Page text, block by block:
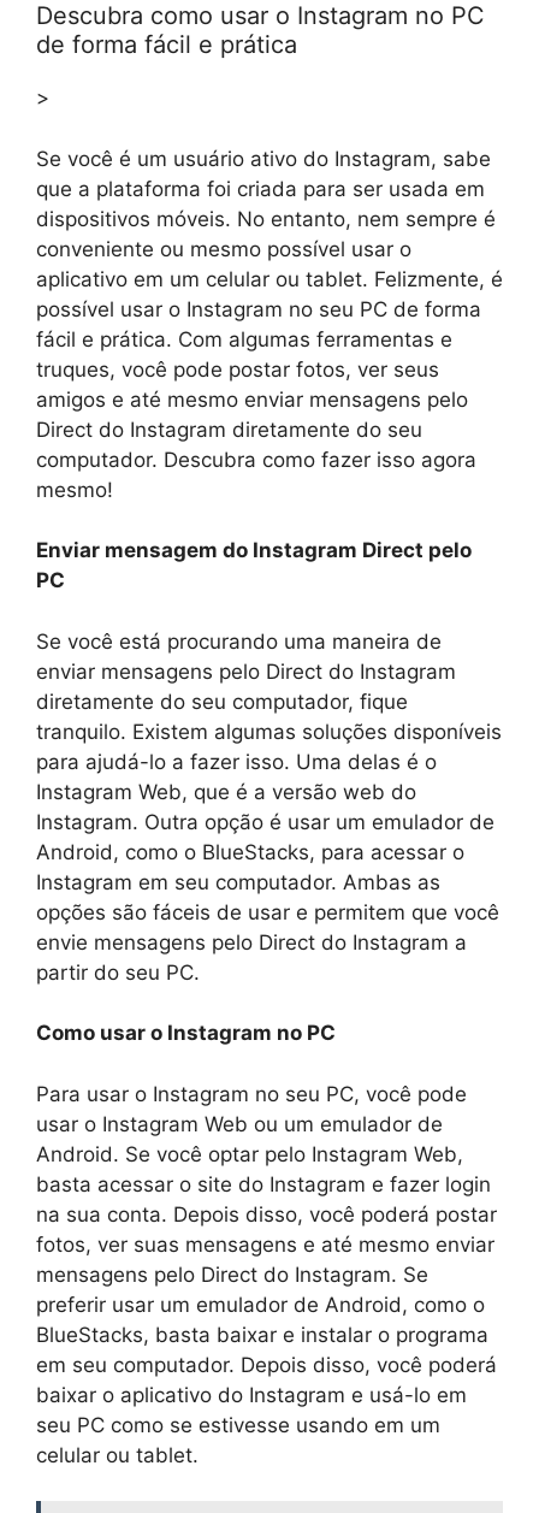
Descubra como usar o Instagram no PC
de forma fácil e prática
>
Se você é um usuário ativo do Instagram, sabe
que a plataforma foi criada para ser usada em
dispositivos móveis. No entanto, nem sempre é
conveniente ou mesmo possível usar o
aplicativo em um celular ou tablet. Felizmente, é
possível usar o Instagram no seu PC de forma
fácil e prática. Com algumas ferramentas e
truques, você pode postar fotos, ver seus
amigos e até mesmo enviar mensagens pelo
Direct do Instagram diretamente do seu
computador. Descubra como fazer isso agora
mesmo!
Enviar mensagem do Instagram Direct pelo
PC
Se você está procurando uma maneira de
enviar mensagens pelo Direct do Instagram
diretamente do seu computador, fique
tranquilo. Existem algumas soluções disponíveis
para ajudá-lo a fazer isso. Uma delas é o
Instagram Web, que é a versão web do
Instagram. Outra opção é usar um emulador de
Android, como o BlueStacks, para acessar o
Instagram em seu computador. Ambas as
opções são fáceis de usar e permitem que você
envie mensagens pelo Direct do Instagram a
partir do seu PC.
Como usar o Instagram no PC
Para usar o Instagram no seu PC, você pode
usar o Instagram Web ou um emulador de
Android. Se você optar pelo Instagram Web,
basta acessar o site do Instagram e fazer login
na sua conta. Depois disso, você poderá postar
fotos, ver suas mensagens e até mesmo enviar
mensagens pelo Direct do Instagram. Se
preferir usar um emulador de Android, como o
BlueStacks, basta baixar e instalar o programa
em seu computador. Depois disso, você poderá
baixar o aplicativo do Instagram e usá-lo em
seu PC como se estivesse usando em um
celular ou tablet.